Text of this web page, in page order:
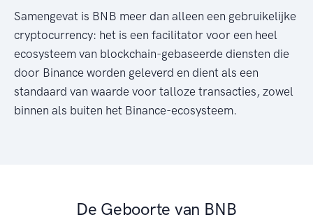
Samengevat is BNB meer dan alleen een gebruikelijke
cryptocurrency: het is een facilitator voor een heel
ecosysteem van blockchain-gebaseerde diensten die
door Binance worden geleverd en dient als een
standaard van waarde voor talloze transacties, zowel
binnen als buiten het Binance-ecosysteem.
De Geboorte van BNB